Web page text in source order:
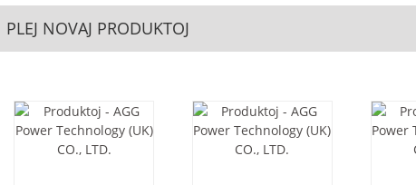
PLEJ NOVAJ PRODUKTOJ